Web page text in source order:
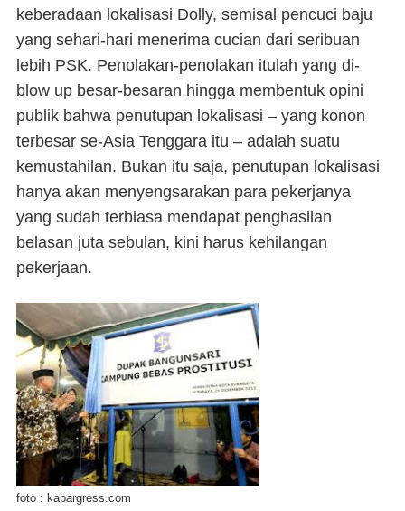
keberadaan lokalisasi Dolly, semisal pencuci baju
yang sehari-hari menerima cucian dari seribuan
lebih PSK. Penolakan-penolakan itulah yang di-
blow up besar-besaran hingga membentuk opini
publik bahwa penutupan lokalisasi – yang konon
terbesar se-Asia Tenggara itu – adalah suatu
kemustahilan. Bukan itu saja, penutupan lokalisasi
hanya akan menyengsarakan para pekerjanya
yang sudah terbiasa mendapat penghasilan
belasan juta sebulan, kini harus kehilangan
pekerjaan.
foto : kabargress.com